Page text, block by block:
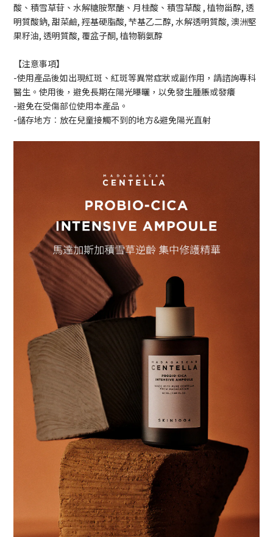
酸、積雪草苷、水解糖胺聚醣、月桂酸、積雪草酸 , 植物甾醇, 透
明質酸鈉, 甜菜鹼, 羥基硬脂酸, 芐基乙二醇, 水解透明質酸, 澳洲堅
果籽油, 透明質酸, 覆盆子酮, 植物鞘氨醇
【注意事項】
-使用產品後如出現紅斑、紅斑等異常症狀或副作用，請諮詢專科
醫生。使用後，避免長期在陽光曝曬，以免發生腫脹或發癢
-避免在受傷部位使用本產品。
-儲存地方︰放在兒童接觸不到的地方&避免陽光直射